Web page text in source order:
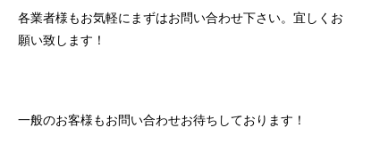
各業者様もお気軽にまずはお問い合わせ下さい。宜しくお
願い致します！
一般のお客様もお問い合わせお待ちしております！